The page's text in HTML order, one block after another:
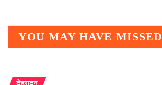
YOU MAY HAVE MISSED